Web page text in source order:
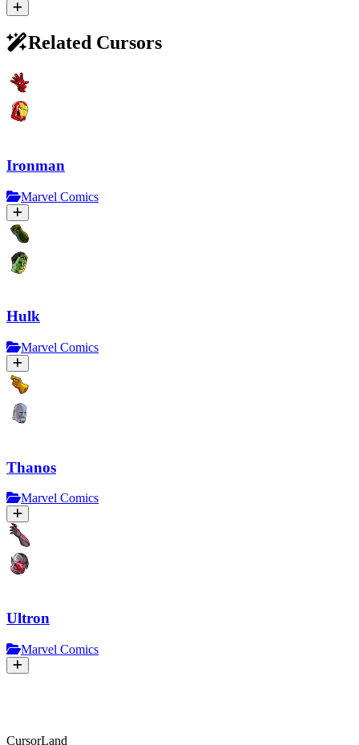
Related Cursors
Ironman
Marvel Comics
Hulk
Marvel Comics
Thanos
Marvel Comics
Ultron
Marvel Comics
CursorLand